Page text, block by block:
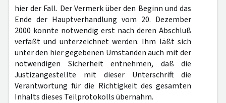
hier der Fall. Der Vermerk über den Beginn und das
Ende der Hauptverhandlung vom 20. Dezember
2000 konnte notwendig erst nach deren Abschluß
verfaßt und unterzeichnet werden. Ihm läßt sich
unter den hier gegebenen Umständen auch mit der
notwendigen Sicherheit entnehmen, daß die
Justizangestellte mit dieser Unterschrift die
Verantwortung für die Richtigkeit des gesamten
Inhalts dieses Teilprotokolls übernahm.